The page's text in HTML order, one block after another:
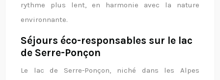
rythme plus lent, en harmonie avec la nature
environnante.
Séjours éco-responsables sur le lac
de Serre-Ponçon
Le lac de Serre-Ponçon, niché dans les Alpes